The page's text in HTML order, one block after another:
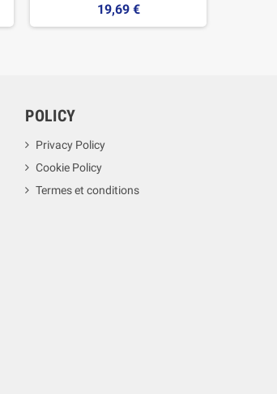
19,69 €
POLICY
Privacy Policy
Cookie Policy
Termes et conditions